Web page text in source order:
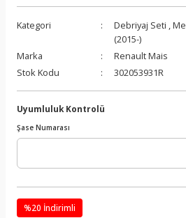
Kategori Debriyaj Seti ,
(2015-)
Marka
Renault Mais
Stok Kodu
302053931R
Uyumluluk Kontrolü
Şase Numarası
%20 İndirimli